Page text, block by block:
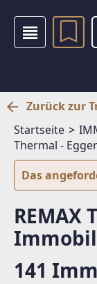
Zurück zur
Startseite
Thermal -
Das
REMAX
141